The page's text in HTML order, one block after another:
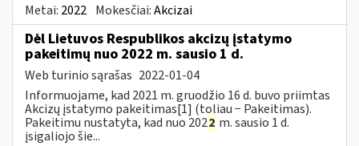
Metai: 2022 Mokesčiai:Akcizai
Dėl Lietuvos Respublikos akcizų įstatymo
pakeitimų nuo 2022 m. sausio 1 d.
Web turinio sąrašas 2022-01-04
Informuojame, kad 2021 m. gruodžio 16 d. buvo priimtas
Akcizų įstatymo pakeitimas[1] (toliau − Pakeitimas).
Pakeitimu nustatyta, kad nuo 2022 m. sausio 1 d.
įsigaliojo šie...